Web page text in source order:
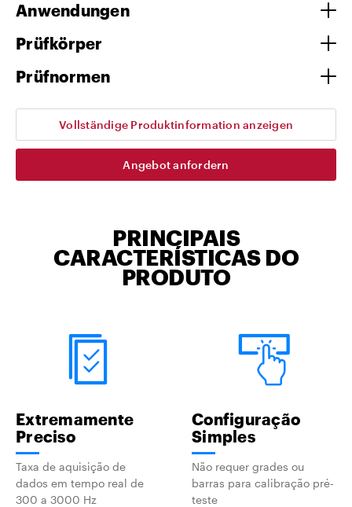
Anwendungen
Prüfkörper
Prüfnormen
Vollständige Produktinformation anzeigen
Angebot anfordern
PRINCIPAIS
CARACTERÍSTICAS DO
PRODUTO
Extremamente
Preciso
Taxa de aquisição de
dados em tempo real de
300 a 3000 Hz
Configuração
Simples
Não requer grades ou
barras para calibração pré-
teste